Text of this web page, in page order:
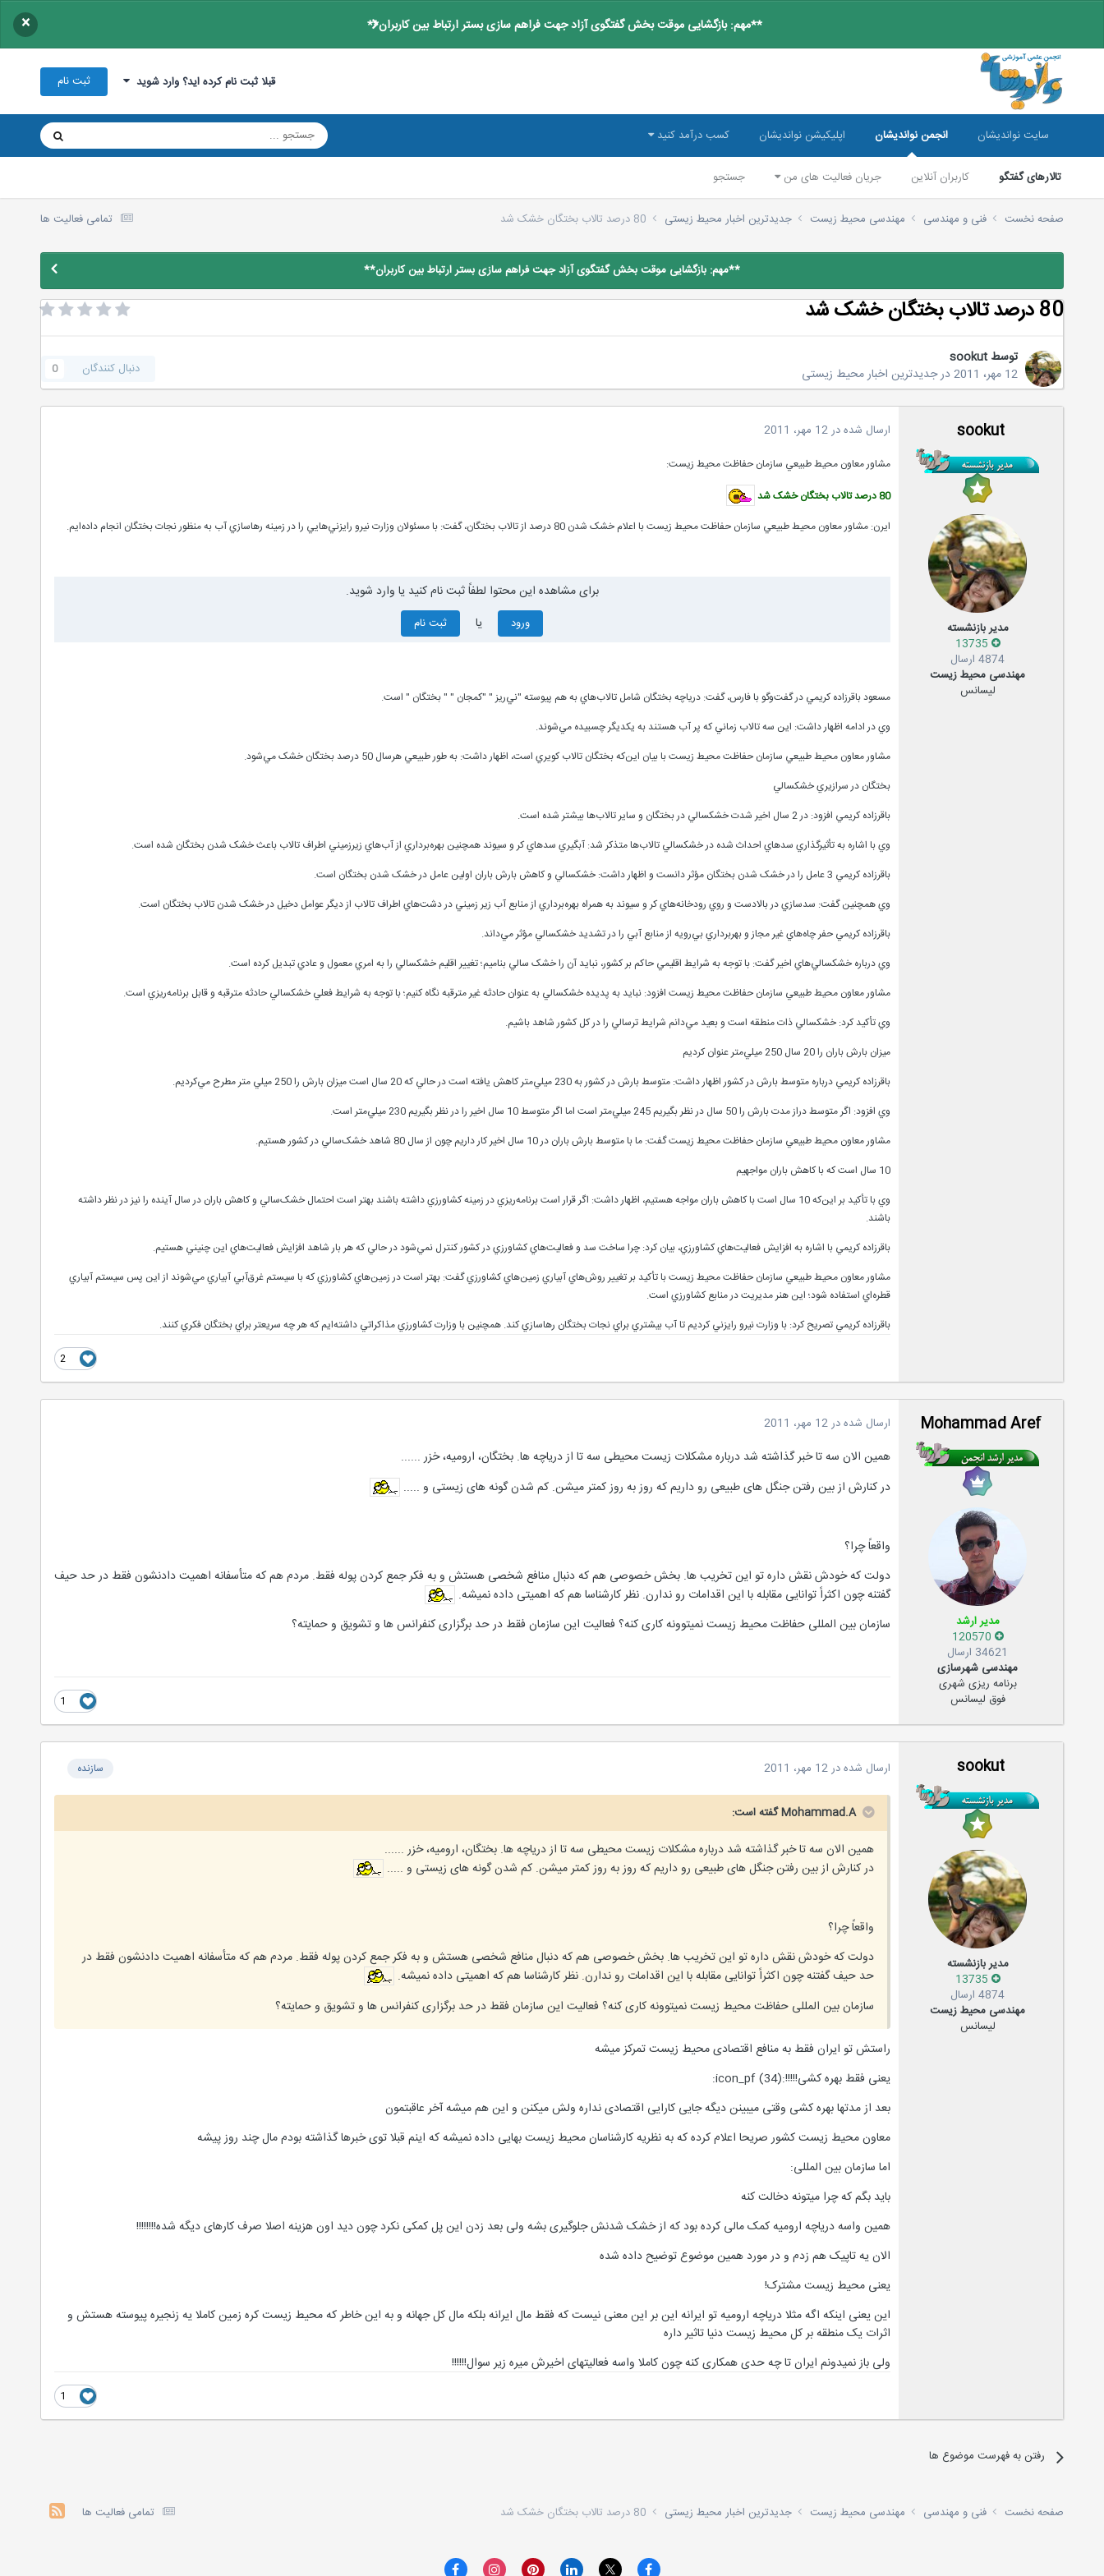
**مهم: بازگشایی موقت بخش گفتگوی آزاد جهت فراهم سازی بستر ارتباط بین کاربران** ×
قبلا ثبت نام کرده اید؟ وارد شوید ثبت نام
سایت نواندیشان انجمن نواندیشان
تالارهای گفتگو کاربران آنلاین جریان فعالیت های من جستجو
اپلیکیشن نواندیشان کسب درآمد کنید
تمامی فعالیت ها صفحه نخست فنی و مهندسی مهندسی محیط زیست جدیدترین اخبار محیط زیستی 80 درصد تالاب بختگان خشک شد
**مهم: بازگشایی موقت بخش گفتگوی آزاد جهت فراهم سازی بستر ارتباط بین کاربران**
80 درصد تالاب بختگان خشک شد
توسط sookut
12 مهر، 2011
درجدیدترین اخبار محیط زیستی دنبال کنندگان 0
sookut
مدیر بازنشسته
4874 ارسال
مهندسی محیط زیست
لیسانس
ارسال شده در12 مهر، 2011
مشاور معاون محيط طبيعي سازمان حفاظت محيط زيست:
80 درصد تالاب بختگان خشک شد
ايرن: مشاور معاون محيط طبيعي سازمان حفاظت محيط زيست با اعلام خشک شدن 80 درصد از تالاب بختگان، گفت: با مسئولان وزارت نيرو رايزني‌هايي را در زمينه رهاسازي آب به منظور نجات بختگان انجام داده‌ايم.
برای مشاهده این محتوا لطفاً ثبت نام کنید یا وارد شوید.
ورود یا ثبت نام
مسعود باقرزاده کريمي در گفت‌وگو با فارس، گفت: درياچه بختگان شامل تالاب‌‌هاي به هم پيوسته "ني‌ريز " "کمجان " " بختگان " است.
وي در ادامه اظهار داشت: اين سه تالاب زماني که پر آب هستند به يکديگر چسبيده مي‌شوند.
مشاور معاون محيط طبيعي سازمان حفاظت محيط زيست با بيان اين‌که بختگان تالاب کويري است، اظهار داشت: به طور طبيعي هرسال 50 درصد بختگان خشک مي‌شود.
بختگان در سرازيري خشکسالي
باقرزاده کريمي افزود: در 2 سال اخير شدت خشکسالي در بختگان و ساير تالاب‌ها بيشتر شده است.
وي با اشاره به تأثيرگذاري سدهاي احداث شده در خشکسالي تالاب‌ها متذکر شد: آبگيري سدهاي کر و سيوند همچنين بهره‌برداري از آب‌هاي زير‌زميني اطراف تالاب باعث خشک شدن بختگان شده است.
باقرزاده کريمي 3 عامل را در خشک شدن بختگان مؤثر دانست و اظهار داشت: خشکسالي و کاهش بارش باران اولين عامل در خشک شدن بختگان است.
وي همچنين گفت: سد‌سازي در بالادست و روي رودخانه‌هاي کر و سيوند به همراه بهره‌برداري از منابع آب زير زميني در دشت‌هاي اطراف تالاب از ديگر عوامل دخيل در خشک شدن تالاب بختگان است.
باقرزاده کريمي حفر چاه‌هاي غير مجاز و بهر‌برداري بي‌رويه از منابع آبي را در تشديد خشکسالي مؤثر مي‌داند.
وي درباره خشکسالي‌هاي اخير گفت: با توجه به شرايط اقليمي حاکم بر کشور، نبايد آن را خشک سالي بناميم؛ تغيير اقليم خشکسالي را به امري معمول و عادي تبديل کرده است.
مشاور معاون محيط طبيعي سازمان حفاظت محيط زيست افزود: نبايد به پديده خشکسالي به عنوان حادثه غير مترقبه نگاه کنيم؛ با توجه به شرايط فعلي خشکسالي حادثه مترقبه و قابل برنامه‌ريزي است.
وي تأکيد کرد: خشکسالي ذات منطقه است و بعيد مي‌دانم شرايط ترسالي را در کل کشور شاهد باشيم.
ميزان بارش باران را 20 سال 250 ميلي‌متر عنوان کرديم
باقرزاده کريمي درباره متوسط بارش در کشور اظهار داشت: متوسط بارش در کشور به 230 ميلي‌متر کاهش يافته است در حالي که 20 سال است ميزان بارش را 250 ميلي متر مطرح مي‌کرديم.
وي افزود: اگر متوسط دراز مدت بارش را 50 سال در نظر بگيريم 245 ميلي‌متر است اما اگر متوسط 10 سال اخير را در نظر بگيريم 230 ميلي‌متر است.
مشاور معاون محيط طبيعي سازمان حفاظت محيط زيست گفت: ما با متوسط بارش باران در 10 سال اخير کار داريم چون از سال 80 شاهد خشک‌سالي در کشور هستيم.
10 سال است که با کاهش باران مواجهيم
وي با تأکيد بر اين‌که 10 سال است با کاهش باران مواجه هستيم، اظهار داشت: اگر قرار است برنامه‌ريزي در زمينه کشاورزي داشته باشند بهتر است احتمال خشک‌سالي و کاهش باران در سال آينده را نيز در نظر داشته
باشند.
باقرزاده کريمي با اشاره به افزايش فعاليت‌هاي کشاورزي، بيان کرد: چرا ساخت سد و فعاليت‌هاي کشاورزي در کشور کنترل نمي‌شود در حالي که هر بار شاهد افزايش فعاليت‌هاي اين چنيني هستيم.
مشاور معاون محيط طبيعي سازمان حفاظت محيط زيست با تأکيد بر تغيير روش‌هاي آبياري زمين‌هاي کشاورزي گفت: بهتر است در زمين‌هاي کشاورزي که با سيستم غرق‌آبي آبياري مي‌شوند از اين پس سيستم آبياري
قطره‌اي استفاده شود؛ اين هنر مديريت در منابع کشاورزي است.
باقرزاده کريمي تصريح کرد: با وزارت نيرو رايزني کرديم تا آب بيشتري براي نجات بختگان رهاسازي کند. همچنين با وزارت کشاورزي مذاکراتي داشته‌ايم که هر چه سريعتر براي بختگان فکري کنند.
2
Mohammad Aref
مدیر ارشد
34621 ارسال
مهندسی شهرسازی
برنامه ریزی شهری
فوق لیسانس
ارسال شده در12 مهر، 2011
همین الان سه تا خبر گذاشته شد درباره مشکلات زیست محیطی سه تا از دریاچه ها. بختگان، ارومیه، خزر ......
در کنارش از بین رفتن جنگل های طبیعی رو داریم که روز به روز کمتر میشن. کم شدن گونه های زیستی و .....
واقعاً چرا؟
دولت که خودش نقش داره تو این تخریب ها. بخش خصوصی هم که دنبال منافع شخصی هستش و به فکر جمع کردن پوله فقط. مردم هم که متأسفانه اهمیت دادنشون فقط در حد حیف
گفتنه چون اکثراً توانایی مقابله با این اقدامات رو ندارن. نظر کارشناسا هم که اهمیتی داده نمیشه.
سازمان بین المللی حفاظت محیط زیست نمیتوونه کاری کنه؟ فعالیت این سازمان فقط در حد برگزاری کنفرانس ها و تشویق و حمایته؟
1
sookut
مدیر بازنشسته
4874 ارسال
مهندسی محیط زیست
لیسانس
سازنده ارسال شده در12 مهر، 2011
Mohammad.A گفته است:
همین الان سه تا خبر گذاشته شد درباره مشکلات زیست محیطی سه تا از دریاچه ها. بختگان، ارومیه، خزر ......
در کنارش از بین رفتن جنگل های طبیعی رو داریم که روز به روز کمتر میشن. کم شدن گونه های زیستی و .....
واقعاً چرا؟
دولت که خودش نقش داره تو این تخریب ها. بخش خصوصی هم که دنبال منافع شخصی هستش و به فکر جمع کردن پوله فقط. مردم هم که متأسفانه اهمیت دادنشون فقط در
حد حیف گفتنه چون اکثراً توانایی مقابله با این اقدامات رو ندارن. نظر کارشناسا هم که اهمیتی داده نمیشه.
سازمان بین المللی حفاظت محیط زیست نمیتوونه کاری کنه؟ فعالیت این سازمان فقط در حد برگزاری کنفرانس ها و تشویق و حمایته؟
راستش تو ایران فقط به منافع اقتصادی محیط زیست تمرکز میشه
یعنی فقط بهره کشی!!!!!:icon_pf (34):
بعد از مدتها بهره کشی وقتی میبینن دیگه جایی کارایی اقتصادی نداره ولش میکنن و این هم میشه آخر عاقبتمون
معاون محیط زیست کشور صریحا اعلام کرده که به نظریه کارشناسان محیط زیست بهایی داده نمیشه که اینم قبلا توی خبرها گذاشته بودم مال چند روز پیشه
اما سازمان بین المللی:
باید بگم که چرا میتونه دخالت کنه
همین واسه دریاچه ارومیه کمک مالی کرده بود که از خشک شدنش جلوگیری بشه ولی بعد زدن این پل کمکی نکرد چون دید اون هزینه اصلا صرف کارهای دیگه شده!!!!!!!!
الان یه تاپیک هم زدم و در مورد همین موضوع توضیح داده شده
یعنی محیط زیست مشترک!
این یعنی اینکه اگه مثلا دریاچه ارومیه تو ایرانه این بر این معنی نیست که فقط مال ایرانه بلکه مال کل جهانه و به این خاطر که محیط زیست کره زمین کاملا یه زنجیره پیوسته هستش و
اثرات یک منطقه بر کل محیط زیست دنیا تاثیر داره
ولی باز نمیدونم ایران تا چه حدی همکاری کنه چون کاملا واسه فعالیتهای اخیرش میره زیر سوال!!!!!!
1
رفتن به فهرست موضوع ها
تمامی فعالیت ها صفحه نخست فنی و مهندسی مهندسی محیط زیست جدیدترین اخبار محیط زیستی 80 درصد تالاب بختگان خشک شد